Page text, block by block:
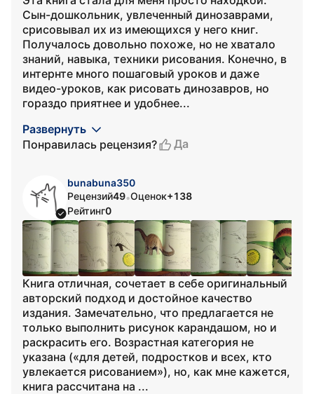
Сын-дошкольник, увлеченный динозаврами,
срисовывал их из имеющихся у него книг.
Получалось довольно похоже, но не хватало
знаний, навыка, техники рисования. Конечно, в
интернте много пошаговый уроков и даже
видео-уроков, как рисовать динозавров, но
гораздо приятнее и удобнее...
Развернуть
Понравилась рецензия?
Да
bunabuna350
Рецензий49•Оценок+138
Рейтинг0
Книга отличная, сочетает в себе оригинальный
авторский подход и достойное качество
издания. Замечательно, что предлагается не
только выполнить рисунок карандашом, но и
раскрасить его. Возрастная категория не
указана («для детей, подростков и всех, кто
увлекается рисованием»), но, как мне кажется,
книга рассчитана на ...